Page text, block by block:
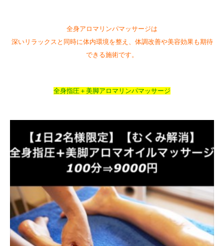
全身アロマリンパマッサージは
深いリラックスと同時に体内環境を整え、体調改善や美容効果も期待
できる施術です。
全身指圧＋美脚アロマリンパマッサージ